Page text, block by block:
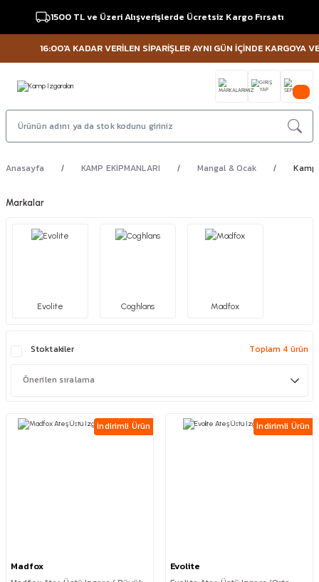
1500 TL ve Üzeri Alışverişlerde Ücretsiz Kargo Fırsatı
16:00'A KADAR VERİLEN SİPARİŞLER AYNI GÜN İÇİNDE KARGOYA
Anasayfa KAMP EKİPMANLARI Mangal & Ocak Kamp
Markalar
Evolite Coghlans Madfox
Stoktakiler Toplam 4 ürün
İndirimli Ürün
Madfox
İndirimli Ürün
Evolite